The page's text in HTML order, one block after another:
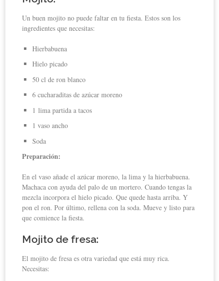
Un buen mojito no puede faltar en tu fiesta. Estos son los
ingredientes que necesitas:
Hierbabuena
Hielo picado
50 cl de ron blanco
6 cucharaditas de azúcar moreno
1 lima partida a tacos
1 vaso ancho
Soda
Preparación:
En el vaso añade el azúcar moreno, la lima y la hierbabuena.
Machaca con ayuda del palo de un mortero. Cuando tengas la
mezcla incorpora el hielo picado. Que quede hasta arriba. Y
pon el ron. Por último, rellena con la soda. Mueve y listo para
que comience la fiesta.
Mojito de fresa:
El mojito de fresa es otra variedad que está muy rica.
Necesitas: